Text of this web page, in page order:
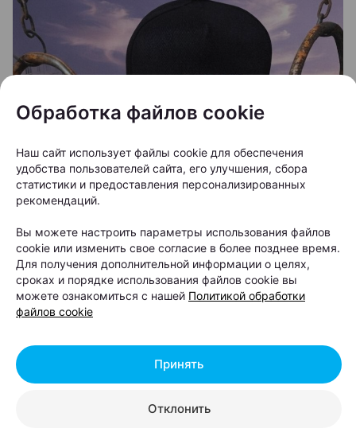
Обработка файлов cookie
Наш сайт использует файлы cookie для обеспечения
удобства пользователей сайта, его улучшения, сбора
статистики и предоставления персонализированных
рекомендаций.
Вы можете настроить параметры использования файлов
cookie или изменить свое согласие в более позднее время.
Для получения дополнительной информации о целях,
сроках и порядке использования файлов cookie вы
можете ознакомиться с нашей Политикой обработки
файлов cookie
Отклонить
Принять